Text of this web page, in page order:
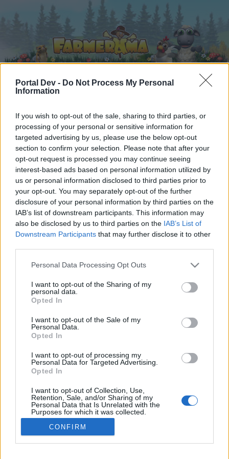
Portal Dev - Do Not Process My Personal
Information
If you wish to opt-out of the sale, sharing to third parties, or
processing of your personal or sensitive information for
targeted advertising by us, please use the below opt-out
section to confirm your selection. Please note that after your
opt-out request is processed you may continue seeing
interest-based ads based on personal information utilized by
us or personal information disclosed to third parties prior to
your opt-out. You may separately opt-out of the further
disclosure of your personal information by third parties on the
IAB’s list of downstream participants. This information may
also be disclosed by us to third parties on the IAB’s List of
Downstream Participants that may further disclose it to other
Personal Data Processing Opt Outs
I want to opt-out of the Sharing of my
personal data.
Opted In
I want to opt-out of the Sale of my
Personal Data.
Opted In
I want to opt-out of processing my
Personal Data for Targeted Advertising.
Opted In
I want to opt-out of Collection, Use,
Retention, Sale, and/or Sharing of my
Personal Data that Is Unrelated with the
Purposes for which it was collected.
Opted Out
CONFIRM
... Foren Archiv Archiv Rest Tiere nach dem ABC 7
Mitglieder, denen der Beitrag #4 gefällt
Liebe(r) Forum-Leser/in,
wenn Du in diesem Forum aktiv an den
Gesprächen teilnehmen oder eigene Themen
starten möchtest, musst Du Dich bitte zunächst
im Spiel einloggen. Falls Du noch keinen
Spielaccount besitzt, bitte registriere Dich neu.
Wir freuen uns auf Deinen nächsten Besuch in
unserem Forum!„Zum Spiel“
Thema: Tiere nach dem ABC 7
Tammoo
Lebende Forenlegende
Beiträge:
6.000
3 März 2024
narzisschen
Lebende Forenlegende
3 März 2024
Joeangeln
Lebende Forenlegende, männlich, 58
Beiträge: 9.989 Zustimmungen:
*schokolade61*
Letzte Beiträge